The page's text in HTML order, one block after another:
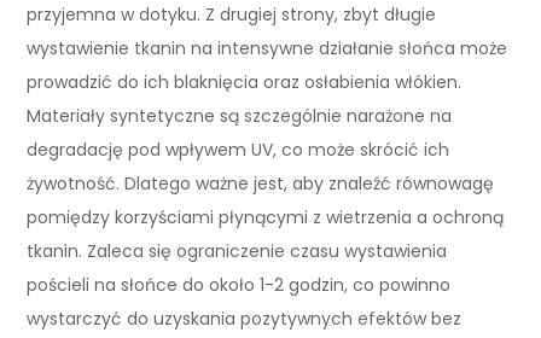
przyjemna w dotyku. Z drugiej strony, zbyt długie
wystawienie tkanin na intensywne działanie słońca może
prowadzić do ich blaknięcia oraz osłabienia włókien.
Materiały syntetyczne są szczególnie narażone na
degradację pod wpływem UV, co może skrócić ich
żywotność. Dlatego ważne jest, aby znaleźć równowagę
pomiędzy korzyściami płynącymi z wietrzenia a ochroną
tkanin. Zaleca się ograniczenie czasu wystawienia
pościeli na słońce do około 1-2 godzin, co powinno
wystarczyć do uzyskania pozytywnych efektów bez